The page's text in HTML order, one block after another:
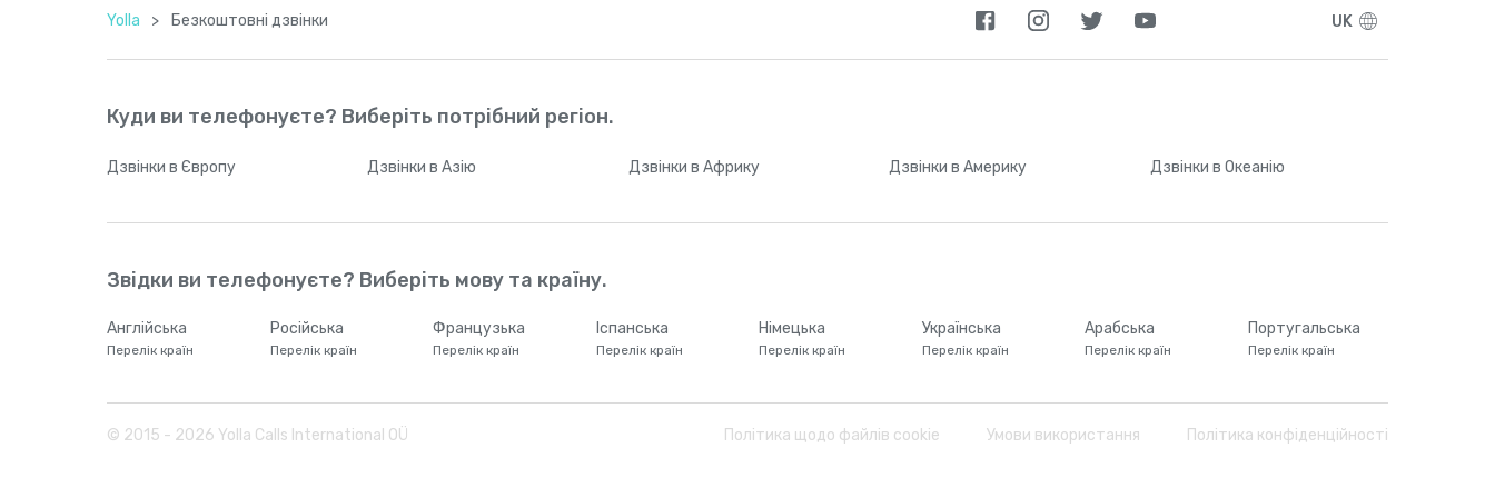
Yolla > Безкоштовні дзвінки UK
Куди ви телефонуєте? Виберіть потрібний регіон.
Дзвінки в Європу Дзвінки в Азію Дзвінки в Африку Дзвінки в Америку Дзвінки в Океанію
Звідки ви телефонуєте? Виберіть мову та країну.
Англійська
Перелік країн
Російська
Перелік країн
Французька
Перелік країн
Іспанська
Перелік країн
Німецька
Перелік країн
Українська
Перелік країн
Арабська
Перелік країн
Португальська
Перелік країн
© 2015 - 2026 Yolla Calls International OÜ Політика щодо файлів cookie Умови використання Політика конфіденційності